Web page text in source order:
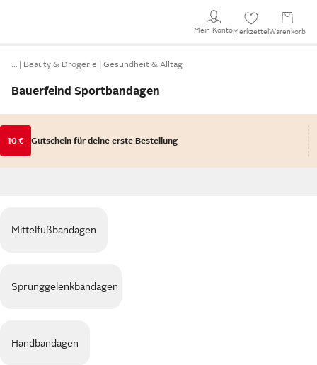
Mein KontoMerkzettel Warenkorb
… Beauty & Drogerie Gesundheit & Alltag
Bauerfeind Sportbandagen
10 € Gutschein für deine erste Bestellung
Mittelfußbandagen
Sprunggelenkbandagen
Handbandagen